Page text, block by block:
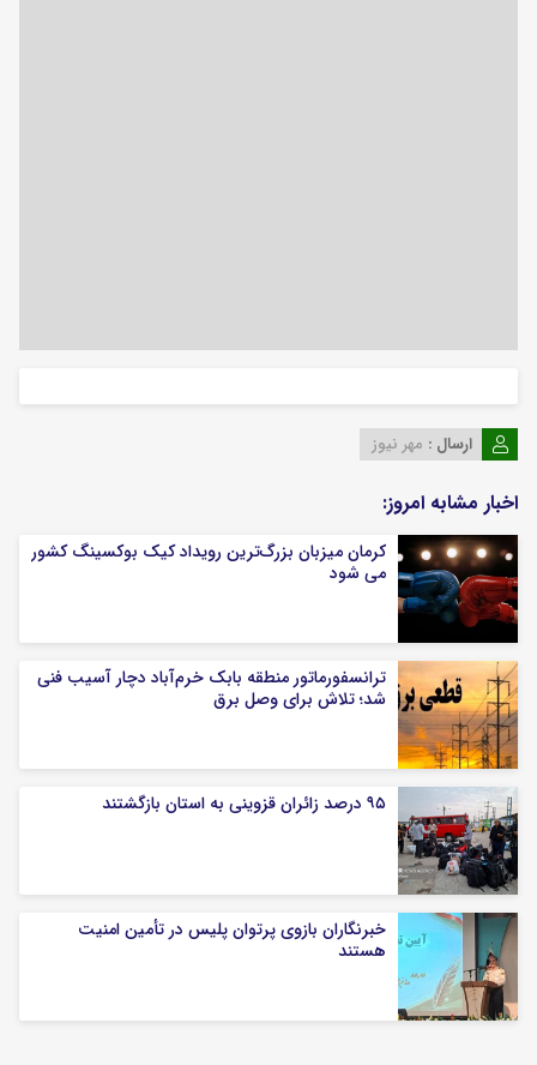
ارسال : مهر نیوز
اخبار مشابه امروز:
کرمان میزبان بزرگ‌ترین رویداد کیک‌ بوکسینگ کشور
می شود
ترانسفورماتور منطقه بابک خرم‌آباد دچار آسیب فنی
شد؛ تلاش برای وصل برق
۹۵ درصد زائران قزوینی به استان بازگشتند
خبرنگاران بازوی پرتوان پلیس در تأمین امنیت
هستند